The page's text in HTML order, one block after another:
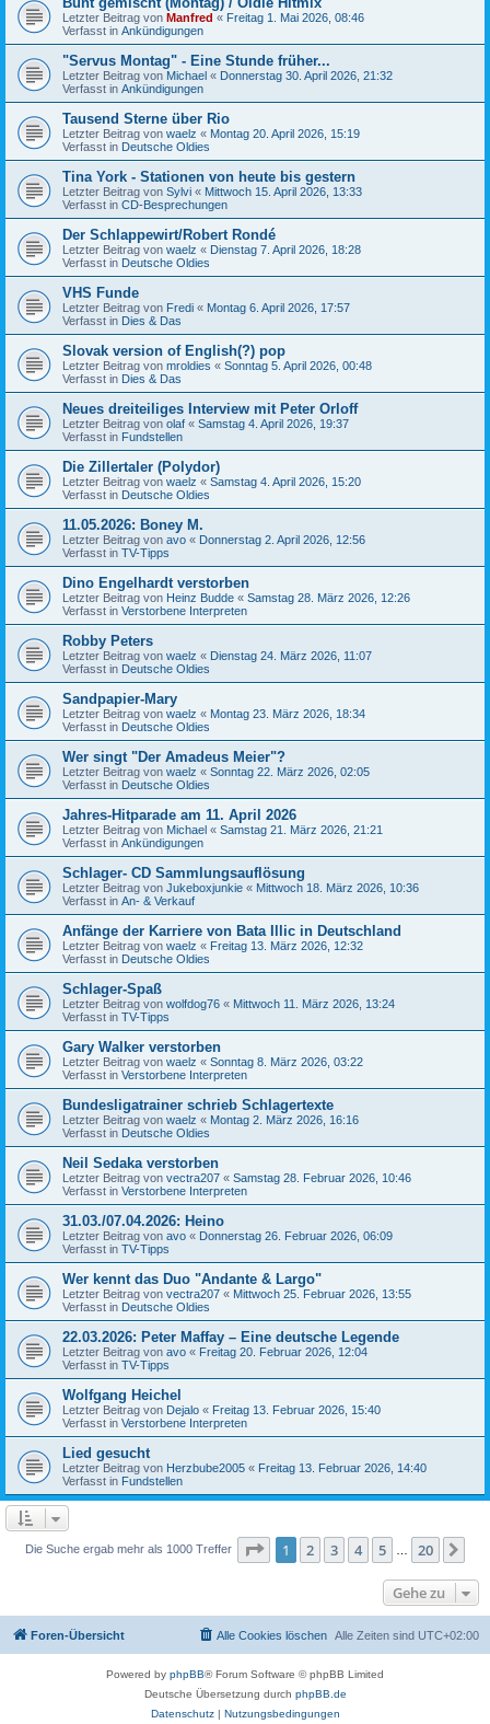
Letzter Beitrag von Manfred « Freitag 1. Mai 2026, 08:46
Verfasst in Ankündigungen
"Servus Montag" - Eine Stunde früher...
Letzter Beitrag von Michael « Donnerstag 30. April 2026, 21:32
Verfasst in Ankündigungen
Tausend Sterne über Rio
Letzter Beitrag von waelz « Montag 20. April 2026, 15:19
Verfasst in Deutsche Oldies
Tina York - Stationen von heute bis gestern
Letzter Beitrag von Sylvi « Mittwoch 15. April 2026, 13:33
Verfasst in CD-Besprechungen
Der Schlappewirt/Robert Rondé
Letzter Beitrag von waelz « Dienstag 7. April 2026, 18:28
Verfasst in Deutsche Oldies
VHS Funde
Letzter Beitrag von Fredi « Montag 6. April 2026, 17:57
Verfasst in Dies & Das
Slovak version of English(?) pop
Letzter Beitrag von mroldies « Sonntag 5. April 2026, 00:48
Verfasst in Dies & Das
Neues dreiteiliges Interview mit Peter Orloff
Letzter Beitrag von olaf « Samstag 4. April 2026, 19:37
Verfasst in Fundstellen
Die Zillertaler (Polydor)
Letzter Beitrag von waelz « Samstag 4. April 2026, 15:20
Verfasst in Deutsche Oldies
11.05.2026: Boney M.
Letzter Beitrag von avo « Donnerstag 2. April 2026, 12:56
Verfasst in TV-Tipps
Dino Engelhardt verstorben
Letzter Beitrag von Heinz Budde « Samstag 28. März 2026, 12:26
Verfasst in Verstorbene Interpreten
Robby Peters
Letzter Beitrag von waelz « Dienstag 24. März 2026, 11:07
Verfasst in Deutsche Oldies
Sandpapier-Mary
Letzter Beitrag von waelz « Montag 23. März 2026, 18:34
Verfasst in Deutsche Oldies
Wer singt "Der Amadeus Meier"?
Letzter Beitrag von waelz « Sonntag 22. März 2026, 02:05
Verfasst in Deutsche Oldies
Jahres-Hitparade am 11. April 2026
Letzter Beitrag von Michael « Samstag 21. März 2026, 21:21
Verfasst in Ankündigungen
Schlager- CD Sammlungsauflösung
Letzter Beitrag von Jukeboxjunkie « Mittwoch 18. März 2026, 10:36
Verfasst in An- & Verkauf
Anfänge der Karriere von Bata Illic in Deutschland
Letzter Beitrag von waelz « Freitag 13. März 2026, 12:32
Verfasst in Deutsche Oldies
Schlager-Spaß
Letzter Beitrag von wolfdog76 « Mittwoch 11. März 2026, 13:24
Verfasst in TV-Tipps
Gary Walker verstorben
Letzter Beitrag von waelz « Sonntag 8. März 2026, 03:22
Verfasst in Verstorbene Interpreten
Bundesligatrainer schrieb Schlagertexte
Letzter Beitrag von waelz « Montag 2. März 2026, 16:16
Verfasst in Deutsche Oldies
Neil Sedaka verstorben
Letzter Beitrag von vectra207 « Samstag 28. Februar 2026, 10:46
Verfasst in Verstorbene Interpreten
31.03./07.04.2026: Heino
Letzter Beitrag von avo « Donnerstag 26. Februar 2026, 06:09
Verfasst in TV-Tipps
Wer kennt das Duo "Andante & Largo"
Letzter Beitrag von vectra207 « Mittwoch 25. Februar 2026, 13:55
Verfasst in Deutsche Oldies
22.03.2026: Peter Maffay – Eine deutsche Legende
Letzter Beitrag von avo « Freitag 20. Februar 2026, 12:04
Verfasst in TV-Tipps
Wolfgang Heichel
Letzter Beitrag von Dejalo « Freitag 13. Februar 2026, 15:40
Verfasst in Verstorbene Interpreten
Lied gesucht
Letzter Beitrag von Herzbube2005 « Freitag 13. Februar 2026, 14:40
Verfasst in Fundstellen
Die Suche ergab mehr als 1000 Treffer Seite 1von 20
1 2 3 4 5 20
Gehe zu
Foren-Übersicht Alle Zeiten sind UTC+02:00
Alle Cookies löschen
Powered by phpBB® Forum Software © phpBB Limited
Deutsche Übersetzung durch phpBB.de
Datenschutz| Nutzungsbedingungen